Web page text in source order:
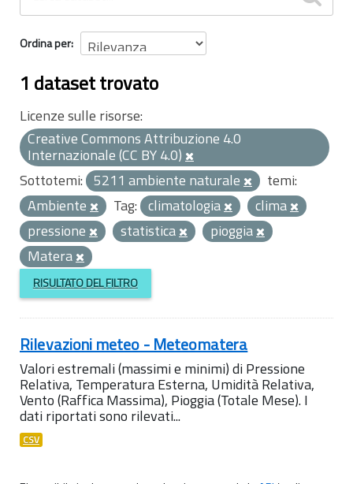
Ordina per
1 dataset trovato
Licenze sulle risorse:
Creative Commons Attribuzione 4.0
Internazionale (CC BY 4.0)
Sottotemi: 5211 ambiente naturale
temi:
Ambiente
Tag: climatologia
clima
pressione
statistica
pioggia
Matera
RISULTATO DEL FILTRO
Rilevazioni meteo - Meteomatera
Valori estremali (massimi e minimi) di Pressione
Relativa, Temperatura Esterna, Umidità Relativa,
Vento (Raffica Massima), Pioggia (Totale Mese). I
dati riportati sono rilevati...
CSV